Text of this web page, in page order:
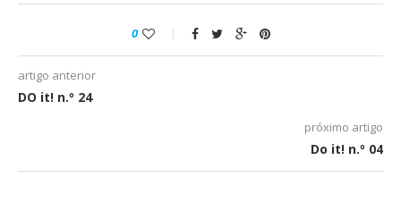
0
artigo anterior
DO it! n.º 24
próximo artigo
Do it! n.º 04